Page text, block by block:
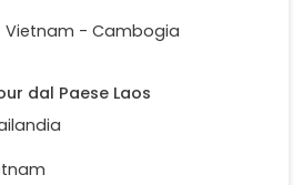
Vietnam - Cambogia
dal Paese Laos